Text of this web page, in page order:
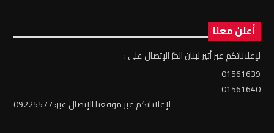
أعلن معنا
لإعلاناتكم عبر أثير لبنان الحرّ الإتصال على :
01561639
01561640
لإعلاناتكم عبر موقعنا الإتصال عبر: 09225577